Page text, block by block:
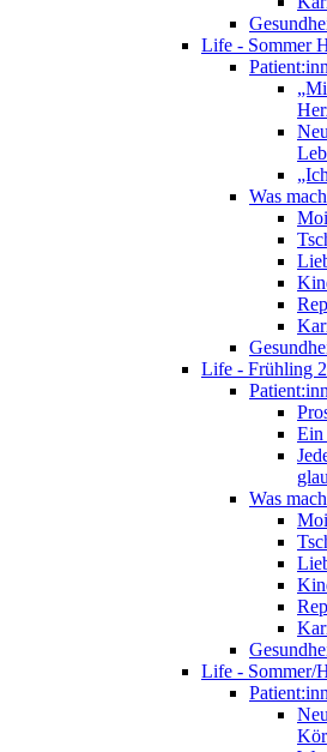
Life - Sommer
Was
Life - Frühling
Ein
Was
Life - Sommer/